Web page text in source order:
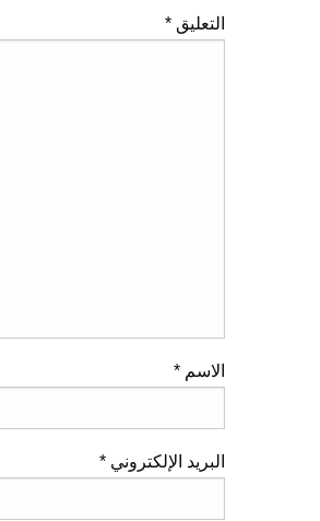
التعليق *
الاسم *
البريد الإلكتروني *